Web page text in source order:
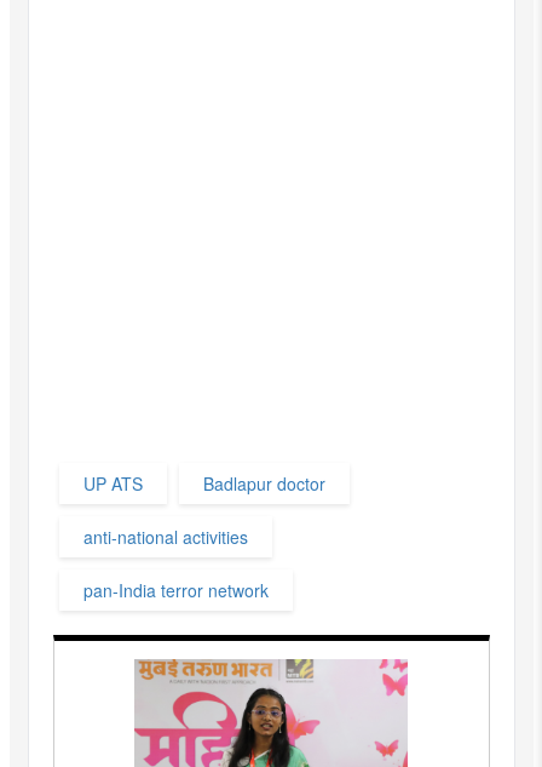
UP ATS Badlapur doctor
anti-national activities
pan-India terror network